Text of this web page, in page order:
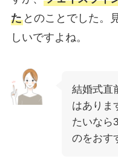
たとのことでした。
しいですよね。
結婚式直
はありま
たいなら
のをおす